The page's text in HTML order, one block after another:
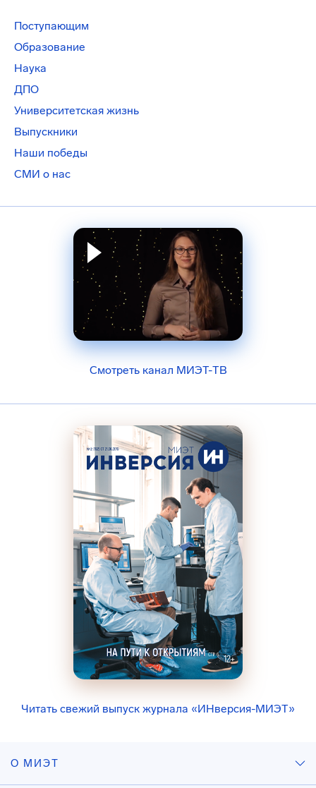
Поступающим
Образование
Наука
ДПО
Университетская жизнь
Выпускники
Наши победы
СМИ о нас
Смотреть канал МИЭТ-ТВ
Читать свежий выпуск журнала «ИНверсия-МИЭТ»
О МИЭТ